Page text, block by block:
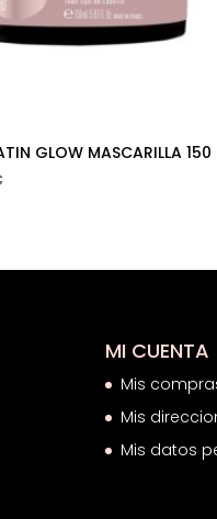
GLOW MASCARILLA 150
El
MI CUENTA
Mis
Mis
Mis datos